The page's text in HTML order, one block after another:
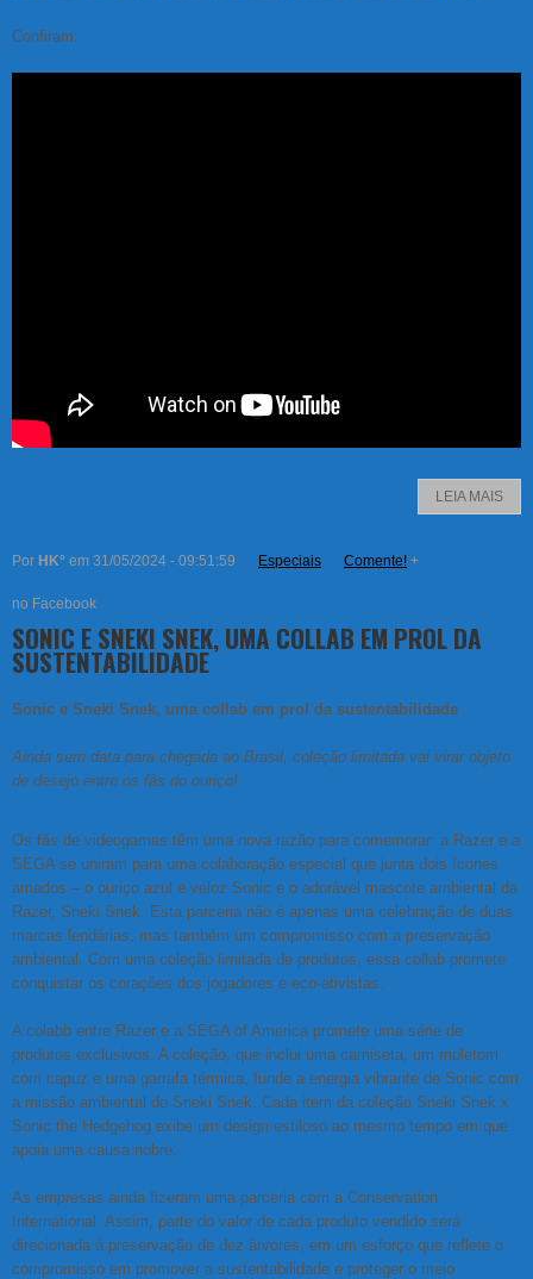
Confiram:
LEIA MAIS
Por HK° em 31/05/2024 - 09:51:59 Especiais Comente! +
no Facebook
SONIC E SNEKI SNEK, UMA COLLAB EM PROL DA
SUSTENTABILIDADE
Sonic e Sneki Snek, uma collab em prol da sustentabilidade
Ainda sem data para chegada ao Brasil, coleção limitada vai virar objeto
de desejo entre os fãs do ouriço!
Os fãs de videogames têm uma nova razão para comemorar: a Razer e a
SEGA se uniram para uma colaboração especial que junta dois ícones
amados – o ouriço azul e veloz Sonic e o adorável mascote ambiental da
Razer, Sneki Snek. Esta parceria não é apenas uma celebração de duas
marcas lendárias, mas também um compromisso com a preservação
ambiental. Com uma coleção limitada de produtos, essa collab promete
conquistar os corações dos jogadores e eco-ativistas.
A colabb entre Razer e a SEGA of America promete uma série de
produtos exclusivos. A coleção, que inclui uma camiseta, um moletom
com capuz e uma garrafa térmica, funde a energia vibrante de Sonic com
a missão ambiental do Sneki Snek. Cada item da coleção Sneki Snek x
Sonic the Hedgehog exibe um design estiloso ao mesmo tempo em que
apoia uma causa nobre.
As empresas ainda fizeram uma parceria com a Conservation
International. Assim, parte do valor de cada produto vendido será
direcionada à preservação de dez árvores, em um esforço que reflete o
compromisso em promover a sustentabilidade e proteger o meio